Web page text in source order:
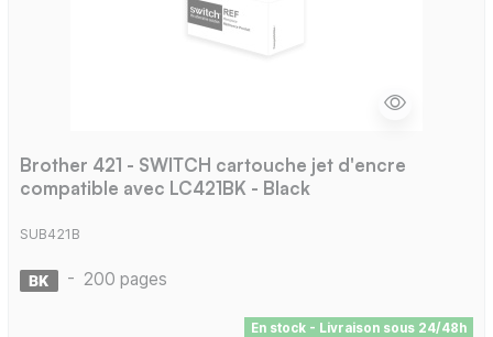
Brother 421 - SWITCH cartouche jet d'encre
compatible avec LC421BK - Black
SUB421B
- 200 pages
En stock - Livraison sous 24/48h